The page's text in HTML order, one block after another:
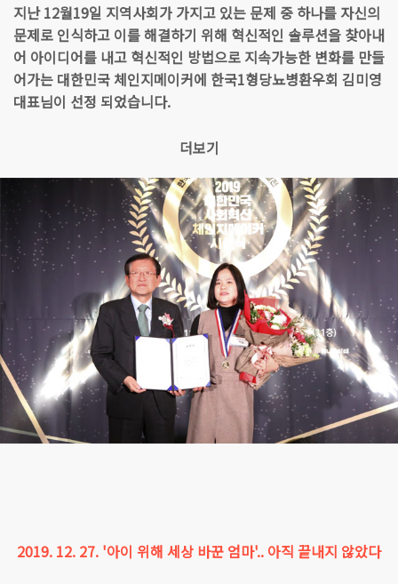
지난 12월19일 지역사회가 가지고 있는 문제 중 하나를 자신의
문제로 인식하고 이를 해결하기 위해 혁신적인 솔루션을 찾아내
어 아이디어를 내고 혁신적인 방법으로 지속가능한 변화를 만들
어가는 대한민국 체인지메이커에 한국1형당뇨병환우회 김미영
대표님이 선정 되었습니다.
더보기
2019. 12. 27. '아이 위해 세상 바꾼 엄마'.. 아직 끝내지 않았다